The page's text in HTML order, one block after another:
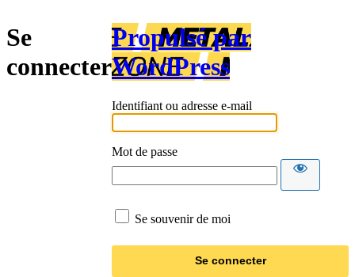
Se
connecter
Propulsé par
WordPress
Identifiant ou adresse e-mail
Mot de passe
Se souvenir de moi